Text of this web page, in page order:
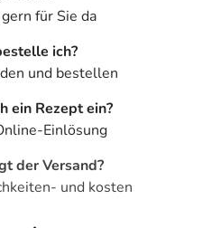
für Sie da
ich?
und bestellen
ein Rezept ein?
Einlösung
der Versand?
und kosten